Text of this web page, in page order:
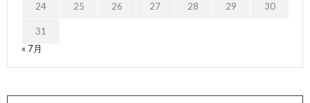
24 25 26 27 28 29 30
31
« 7月